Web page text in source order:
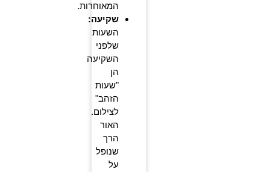
המאוחרות.
שקיעה:
השעות
שלפני
השקיעה
הן
"שעות
הזהב"
לצילום.
האור
הרך
שנופל
על